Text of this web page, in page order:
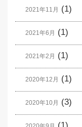
2021年11月 (1)
2021年6月 (1)
2021年2月 (1)
2020年12月 (1)
2020年10月 (3)